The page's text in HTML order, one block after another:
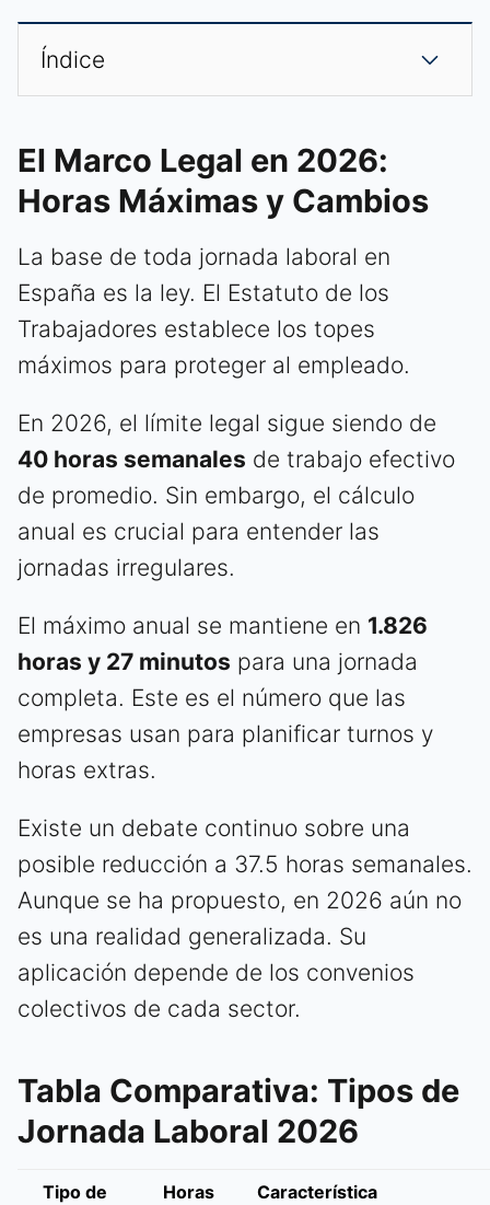
Índice
El Marco Legal en 2026:
Horas Máximas y Cambios
La base de toda jornada laboral en
España es la ley. El Estatuto de los
Trabajadores establece los topes
máximos para proteger al empleado.
En 2026, el límite legal sigue siendo de
40 horas semanales de trabajo efectivo
de promedio. Sin embargo, el cálculo
anual es crucial para entender las
jornadas irregulares.
El máximo anual se mantiene en 1.826
horas y 27 minutos para una jornada
completa. Este es el número que las
empresas usan para planificar turnos y
horas extras.
Existe un debate continuo sobre una
posible reducción a 37.5 horas semanales.
Aunque se ha propuesto, en 2026 aún no
es una realidad generalizada. Su
aplicación depende de los convenios
colectivos de cada sector.
Tabla Comparativa: Tipos de
Jornada Laboral 2026
Tipo de
Horas
Característica